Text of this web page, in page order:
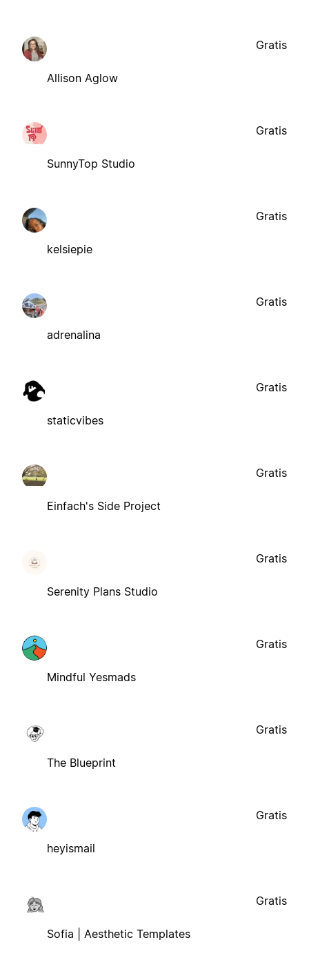
Allison Aglow
Gratis
SunnyTop Studio
Gratis
kelsiepie
Gratis
adrenalina
Gratis
staticvibes
Gratis
Einfach's Side Project
Gratis
Serenity Plans Studio
Gratis
Mindful Yesmads
Gratis
The Blueprint
Gratis
heyismail
Gratis
Sofia | Aesthetic Templates
Gratis